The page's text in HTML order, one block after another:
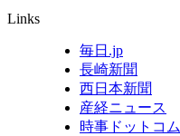
Links
毎日.jp
長崎新聞
西日本新聞
産経ニュース
時事ドットコム